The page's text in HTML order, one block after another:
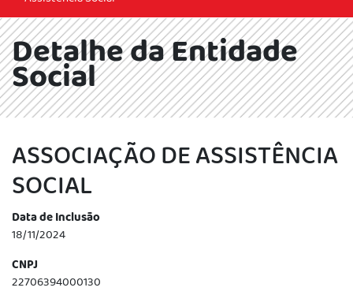
Detalhe da Entidade
Social
ASSOCIAÇÃO DE ASSISTÊNCIA
SOCIAL
Data de Inclusão
18/11/2024
CNPJ
22706394000130